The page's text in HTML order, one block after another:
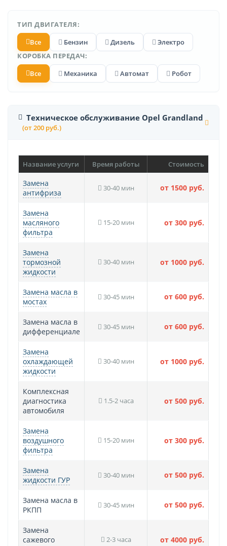
ТИП ДВИГАТЕЛЯ:
Все
Бензин Дизель
Электро
КОРОБКА ПЕРЕДАЧ:
Все
Механика Автомат Робот
Техническое обслуживание Opel Grandland
(от 200 руб.)
Название услуги Время работы Стоимость
Замена
антифриза
30-40 мин от 1500 руб.
Замена
масляного
фильтра
15-20 мин от 300 руб.
Замена
тормозной
жидкости
30-40 мин от 1000 руб.
Замена масла в
мостах
30-45 мин от 600 руб.
Замена масла в
дифференциале
30-45 мин от 600 руб.
Замена
охлаждающей
жидкости
30-40 мин от 1000 руб.
Комплексная
диагностика
автомобиля
1.5-2 часа от 500 руб.
Замена
воздушного
фильтра
15-20 мин от 300 руб.
Замена
жидкости ГУР
30-40 мин от 500 руб.
Замена масла в
РКПП
30-45 мин от 500 руб.
Замена
сажевого
2-3 часа от 4000 руб.